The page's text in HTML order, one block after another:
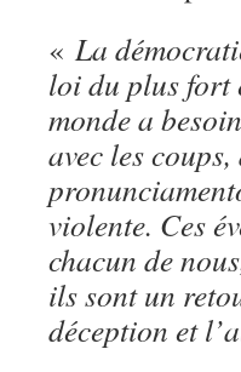
« La
loi du plus fort
monde a
avec les
violente. Ces
chacun de
ils sont un
déception et